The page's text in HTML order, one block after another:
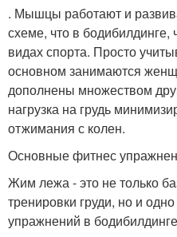
. Мышцы работают и
схеме, что в бодибилдинге,
видах спорта. Просто
основном занимаются
дополнены множеством
нагрузка на грудь
отжимания с колен.
Основные фитнес
Жим лежа - это не только
тренировки груди, но и
упражнений в